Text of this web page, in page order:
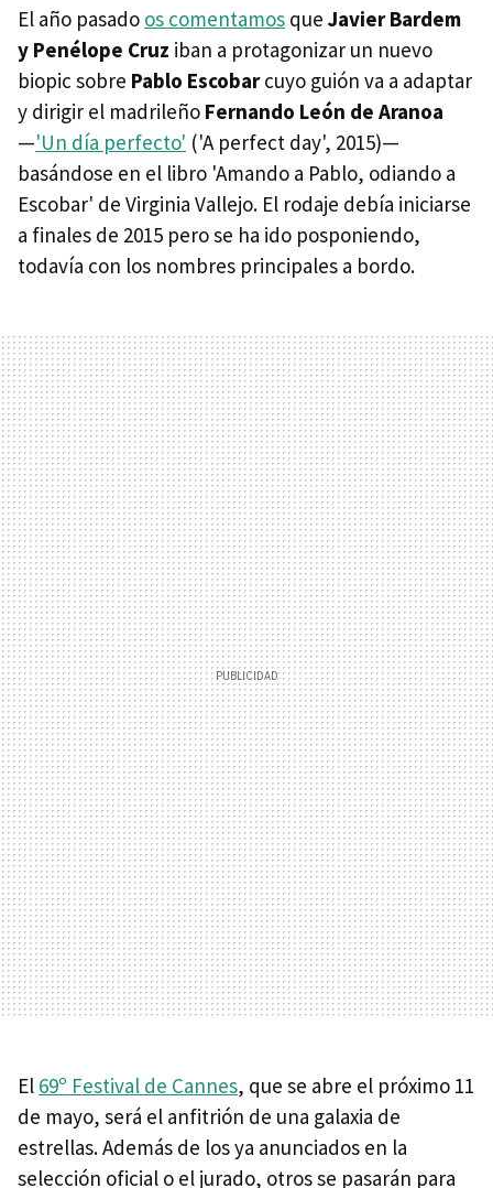
El año pasado os comentamos que Javier Bardem
y Penélope Cruz iban a protagonizar un nuevo
biopic sobre Pablo Escobarcuyo guión va a adaptar
y dirigir el madrileño Fernando León de Aranoa
—'Un día perfecto' ('A perfect day', 2015)—
basándose en el libro 'Amando a Pablo, odiando a
Escobar' de Virginia Vallejo. El rodaje debía iniciarse
a finales de 2015 pero se ha ido posponiendo,
todavía con los nombres principales a bordo.
El 69º Festival de Cannes, que se abre el próximo 11
de mayo, será el anfitrión de una galaxia de
estrellas. Además de los ya anunciados en la
selección oficial o el jurado, otros se pasarán para